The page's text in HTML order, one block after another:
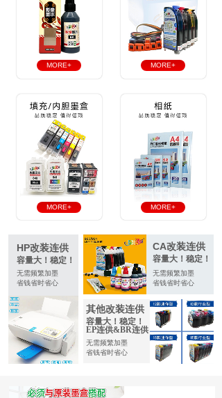
MORE+ MORE+
MORE+
MORE+
省钱省时省心
其他改装连供
无需频繁加墨
EP连供&BR连供
容量大！稳定！
CA改装连供
省钱省时省心
无需频繁加墨
容量大！稳定！
省钱省时省心
无需频繁加墨
HP改装连供
容量大！稳定！